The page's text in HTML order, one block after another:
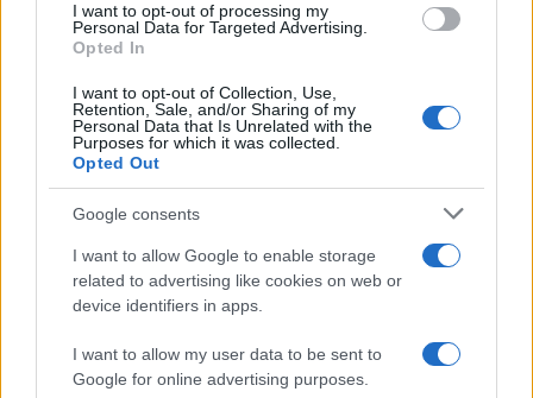
I want to opt-out of processing my
Personal Data for Targeted Advertising.
Opted In
I want to opt-out of Collection, Use,
Retention, Sale, and/or Sharing of my
Personal Data that Is Unrelated with the
Purposes for which it was collected.
Opted Out
Google consents
I want to allow Google to enable storage
related to advertising like cookies on web or
device identifiers in apps.
I want to allow my user data to be sent to
Google for online advertising purposes.
„Ne tessék elütni a dolgokat avval, hogy itt operett szól
legkomolyabb színpadi műfaj, a legszebb és legszabadabb,
mellyel királyokat üthetünk veszedelem nélkül nyakon, s
mely tartalmas, ötletes, újítani vágyó lelkekben születve,
többet rombolhat a korhadt világból, s jobban készítheti a
jövendő jobbat – öt parlamenti obstrukciónál…” – így írt az
operett megkérdőjelezhetetlen érvényességéről Ady Endre
1903-ban a Nagyváradi Naplóban. Papp Tímea Kálmán Imre
legnépszerűbb háromfelvonásos operettje, a
Csárdáskirálynő világsikerhez vezető útján